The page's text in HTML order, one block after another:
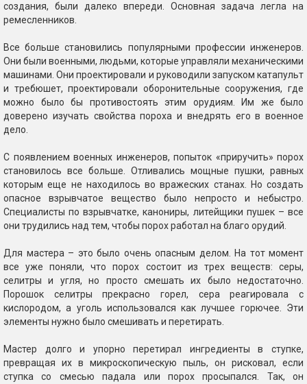
создания, были далеко впереди. Основная задача легла на
ремесленников.
Все больше становились популярными профессии инженеров.
Они были военными, людьми, которые управляли механическими
машинами. Они проектировали и руководили запуском катапульт
и требюшет, проектировали оборонительные сооружения, где
можно было бы противостоять этим орудиям. Им же было
доверено изучать свойства пороха и внедрять его в военное
дело.
С появлением военных инженеров, попыток «приручить» порох
становилось все больше. Отливались мощные пушки, равных
которым еще не находилось во вражеских станах. Но создать
опасное взрывчатое вещество было непросто и небыстро.
Специалисты по взрывчатке, канониры, литейщики пушек – все
они трудились над тем, чтобы порох работал на благо орудий.
Для мастера – это было очень опасным делом. На тот момент
все уже поняли, что порох состоит из трех веществ: серы,
селитры и угля, но просто смешать их было недостаточно.
Порошок селитры прекрасно горел, сера реагировала с
кислородом, а уголь использовался как лучшее горючее. Эти
элементы нужно было смешивать и перетирать.
Мастер долго и упорно перетирал ингредиенты в ступке,
превращая их в микроскопическую пыль, он рисковал, если
ступка со смесью падала или порох просыпался. Так, он